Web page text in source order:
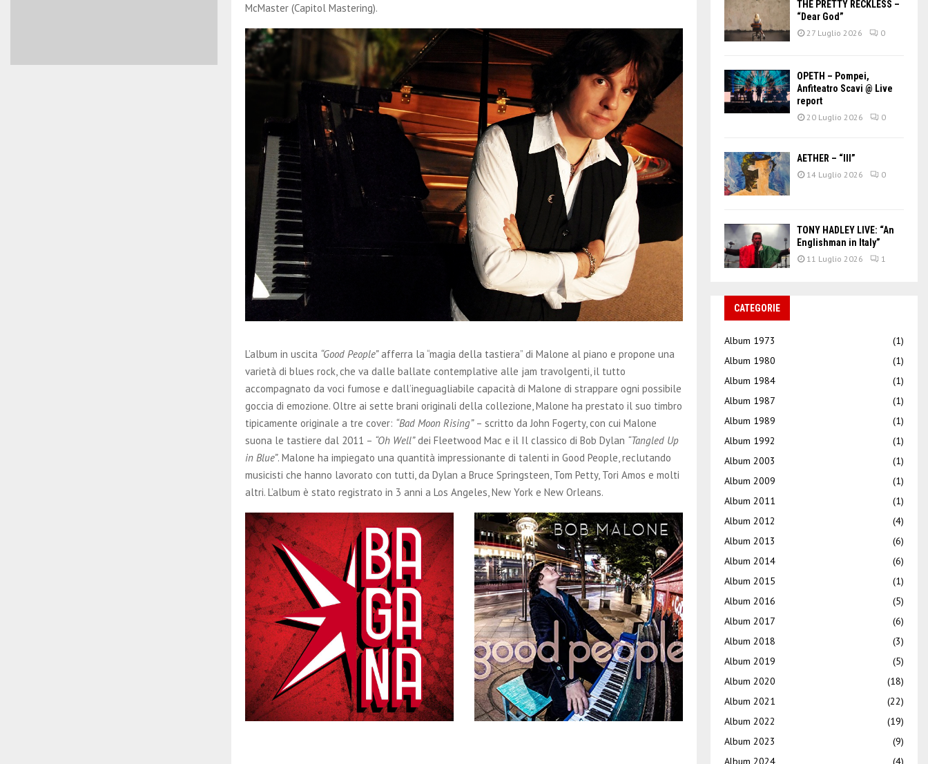
McMaster (Capitol Mastering).
L’album in uscita “Good People”afferra la “magia della tastiera” di Malone al piano e propone una
varietà di blues rock, che va dalle ballate contemplative alle jam travolgenti, il tutto
accompagnato da voci fumose e dall’ineguagliabile capacità di Malone di strappare ogni possibile
goccia di emozione. Oltre ai sette brani originali della collezione, Malone ha prestato il suo timbro
tipicamente originale a tre cover: “Bad Moon Rising”– scritto da John Fogerty, con cui Malone
suona le tastiere dal 2011 – “Oh Well”dei Fleetwood Mac e il Il classico di Bob Dylan “Tangled Up
in Blue”. Malone ha impiegato una quantità impressionante di talenti in Good People, reclutando
musicisti che hanno lavorato con tutti, da Dylan a Bruce Springsteen, Tom Petty, Tori Amos e molti
altri. L’album è stato registrato in 3 anni a Los Angeles, New York e New Orleans.
THE PRETTY RECKLESS –
“Dear God”
27 Luglio 2026 0
OPETH – Pompei,
Anfiteatro Scavi @ Live
report
20 Luglio 2026 0
AETHER – “III”
14 Luglio 2026 0
TONY HADLEY LIVE: “An
Englishman in Italy”
11 Luglio 2026 1
CATEGORIE
Album 1973
(1)
Album 1980
(1)
Album 1984
(1)
Album 1987
(1)
Album 1989
(1)
Album 1992
(1)
Album 2003
(1)
Album 2009
(1)
Album 2011
(1)
Album 2012
(4)
Album 2013
(6)
Album 2014
(6)
Album 2015
(1)
Album 2016
(5)
Album 2017
(6)
Album 2018
(3)
Album 2019
(5)
Album 2020
(18)
Album 2021
(22)
Album 2022
(19)
Album 2023
(9)
Album 2024
(4)